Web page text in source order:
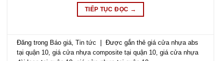
TIẾP TỤC ĐỌC →
Đăng trong Báo giá,Tin tức Được gắn thẻgiá cửa nhựa abs
tại quận 10,giá cửa nhựa composite tại quận 10,giá cửa nhựa